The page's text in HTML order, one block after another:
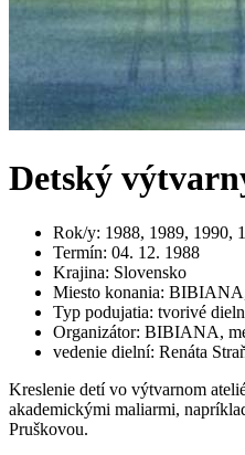
Detský
Rok/y: 1988, 1989, 1990,
Termín: 04. 12. 1988
Krajina: Slovensko
Miesto konania:
Typ podujatia: tvorivé
Organizátor: BIBIANA,
vedenie dielní: Renáta
Kreslenie detí vo výtvarnom
akademickými maliarmi,
Pruškovou.